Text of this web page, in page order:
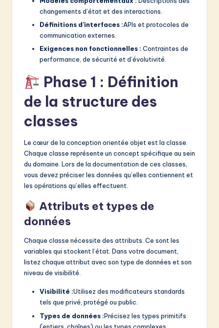
changements d’état et des interactions.
Définitions d’interfaces :APIs et protocoles de
communication externes.
Exigences non fonctionnelles : Contraintes de
performance, de sécurité et d’évolutivité.
Phase 1 : Définition
de la structure des
classes
Le cœur de la conception orientée objet est la classe.
Chaque classe représente un concept spécifique au sein
du domaine. Lors de la documentation de ces classes,
vous devez préciser les données qu’elles contiennent et
les opérations qu’elles effectuent.
Attributs et types de
données
Chaque classe nécessite des attributs. Ce sont les
variables qui stockent l’état. Dans votre document,
listez chaque attribut avec son type de données et son
niveau de visibilité.
Visibilité :Utilisez des modificateurs standards
tels que privé, protégé ou public.
Types de données :Précisez les types primitifs
(entiers, chaînes) ou les types complexes